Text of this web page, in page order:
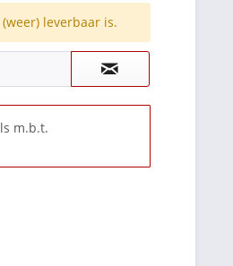
leverbaar is.
m.b.t.